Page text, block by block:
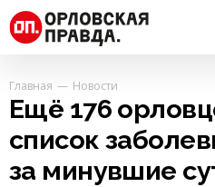
Главная Новости
Ещё 176
список
за минувшие